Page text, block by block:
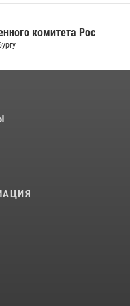
принял участие в
Международном
комитета России